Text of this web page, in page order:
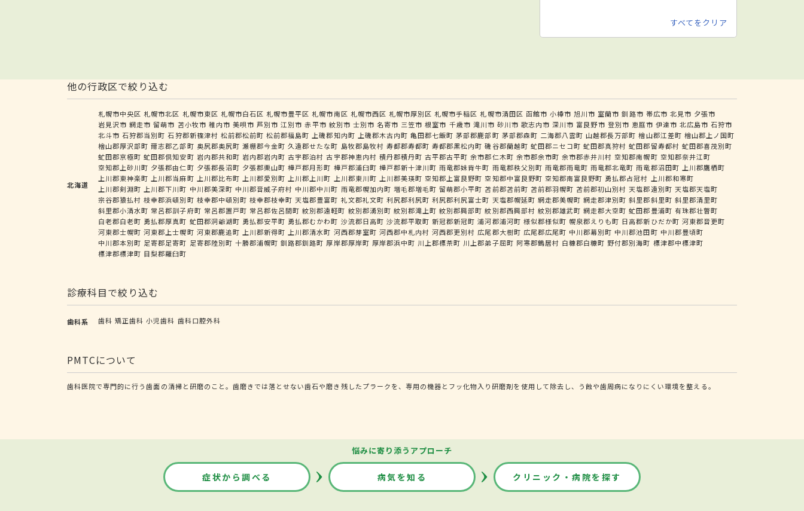
すべてをクリア
他の行政区で絞り込む
北海道
札幌市中央区 札幌市北区 札幌市東区 札幌市白石区 札幌市豊平区 札幌市南区 札幌市西区 札幌市厚別区 札幌市手稲区 札幌市清田区 函館市 小樽市 旭川市 室蘭市 釧路市 帯広市 北見市 夕張市
岩見沢市 網走市 留萌市 苫小牧市 稚内市 美唄市 芦別市 江別市 赤平市 紋別市 士別市 名寄市 三笠市 根室市 千歳市 滝川市 砂川市 歌志内市 深川市 富良野市 登別市 恵庭市 伊達市 北広島市 石狩市
北斗市 石狩郡当別町 石狩郡新篠津村 松前郡松前町 松前郡福島町 上磯郡知内町 上磯郡木古内町 亀田郡七飯町 茅部郡鹿部町 茅部郡森町 二海郡八雲町 山越郡長万部町 檜山郡江差町 檜山郡上ノ国町
檜山郡厚沢部町 爾志郡乙部町 奥尻郡奥尻町 瀬棚郡今金町 久遠郡せたな町 島牧郡島牧村 寿都郡寿都町 寿都郡黒松内町 磯谷郡蘭越町 虻田郡ニセコ町 虻田郡真狩村 虻田郡留寿都村 虻田郡喜茂別町
虻田郡京極町 虻田郡倶知安町 岩内郡共和町 岩内郡岩内町 古宇郡泊村 古宇郡神恵内村 積丹郡積丹町 古平郡古平町 余市郡仁木町 余市郡余市町 余市郡赤井川村 空知郡南幌町 空知郡奈井江町
空知郡上砂川町 夕張郡由仁町 夕張郡長沼町 夕張郡栗山町 樺戸郡月形町 樺戸郡浦臼町 樺戸郡新十津川町 雨竜郡妹背牛町 雨竜郡秩父別町 雨竜郡雨竜町 雨竜郡北竜町 雨竜郡沼田町 上川郡鷹栖町
上川郡東神楽町 上川郡当麻町 上川郡比布町 上川郡愛別町 上川郡上川町 上川郡東川町 上川郡美瑛町 空知郡上富良野町 空知郡中富良野町 空知郡南富良野町 勇払郡占冠村
上川郡和寒町
上川郡剣淵町 上川郡下川町 中川郡美深町 中川郡音威子府村 中川郡中川町 雨竜郡幌加内町 増毛郡増毛町 留萌郡小平町 苫前郡苫前町 苫前郡羽幌町 苫前郡初山別村 天塩郡遠別町 天塩郡天塩町
宗谷郡猿払村 枝幸郡浜頓別町 枝幸郡中頓別町 枝幸郡枝幸町 天塩郡豊富町 礼文郡礼文町 利尻郡利尻町 利尻郡利尻富士町 天塩郡幌延町 網走郡美幌町 網走郡津別町 斜里郡斜里町 斜里郡清里町
斜里郡小清水町 常呂郡訓子府町 常呂郡置戸町 常呂郡佐呂間町 紋別郡遠軽町 紋別郡湧別町 紋別郡滝上町 紋別郡興部町 紋別郡西興部村 紋別郡雄武町 網走郡大空町 虻田郡豊浦町 有珠郡壮瞥町
白老郡白老町 勇払郡厚真町 虻田郡洞爺湖町 勇払郡安平町 勇払郡むかわ町 沙流郡日高町 沙流郡平取町 新冠郡新冠町 浦河郡浦河町 様似郡様似町 幌泉郡えりも町 日高郡新ひだか町 河東郡音更町
河東郡士幌町 河東郡上士幌町 河東郡鹿追町 上川郡新得町 上川郡清水町 河西郡芽室町 河西郡中札内村 河西郡更別村 広尾郡大樹町 広尾郡広尾町 中川郡幕別町 中川郡池田町 中川郡豊頃町
中川郡本別町 足寄郡足寄町 足寄郡陸別町 十勝郡浦幌町 釧路郡釧路町 厚岸郡厚岸町 厚岸郡浜中町 川上郡標茶町 川上郡弟子屈町 阿寒郡鶴居村 白糠郡白糠町 野付郡別海町 標津郡中標津町
標津郡標津町 目梨郡羅臼町
診療科目で絞り込む
歯科系 歯科 矯正歯科 小児歯科 歯科口腔外科
PMTCについて
歯科医院で専門的に行う歯面の清掃と研磨のこと。歯磨きでは落とせない歯石や磨き残したプラークを、専用の機器とフッ化物入り研磨剤を使用して除去し、う蝕や歯周病になりにくい環境を整える。
悩みに寄り添うアプローチ
症状から調べる 病気を知る クリニック・病院を探す